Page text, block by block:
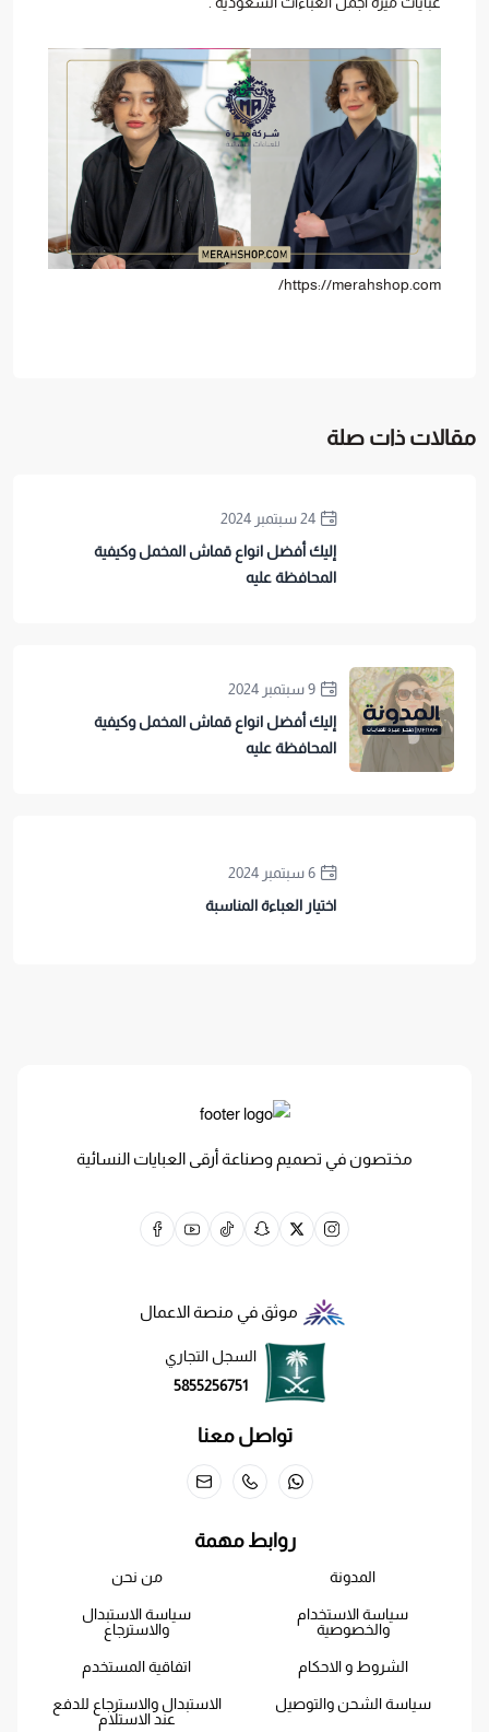
https://merahshop.com/
مقالات ذات صلة
24 سبتمبر 2024
إليك أفضل انواع قماش المخمل وكيفية
المحافظة عليه
9 سبتمبر 2024
إليك أفضل انواع قماش المخمل وكيفية
المحافظة عليه
6 سبتمبر 2024
اختيار العباءة المناسبة
مختصون في تصميم وصناعة أرقى العبايات النسائية
موثق في منصة الاعمال
السجل التجاري
5855256751
تواصل معنا
روابط مهمة
المدونة من نحن
سياسة الاستخدام
والخصوصية
سياسة الاستبدال
والاسترجاع
الشروط و الاحكام اتفاقية المستخدم
سياسة الشحن والتوصيل
الاستبدال والاسترجاع للدفع
عند الاستلام